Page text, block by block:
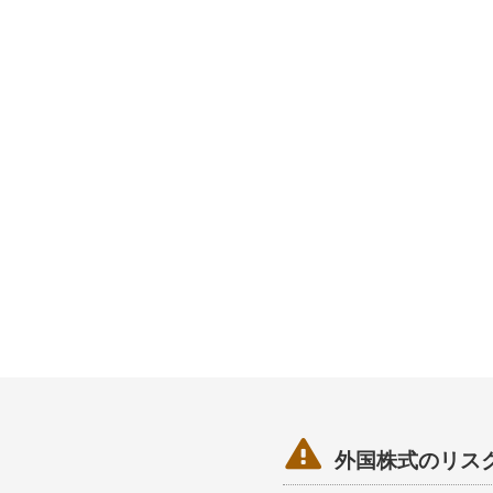
 外国株式のリス